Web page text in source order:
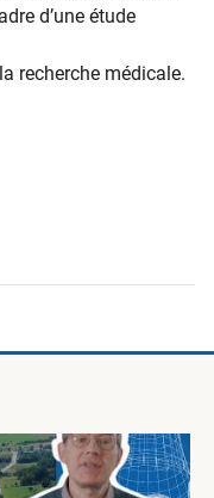
d’une étude
recherche médicale.